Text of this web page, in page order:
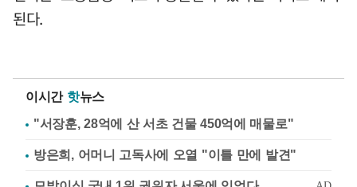
된다.
이시간 핫뉴스
"서장훈, 28억에 산 서초 건물 450억에 매물로"
방은희, 어머니 고독사에 오열 "이틀 만에 발견"